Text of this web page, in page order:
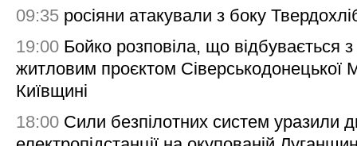
09:35 росіяни атакували з боку
19:00 Бойко розповіла, що відбувається з
житловим проєктом Сіверськодонецької
Київщині
18:00 Сили безпілотних систем уразили